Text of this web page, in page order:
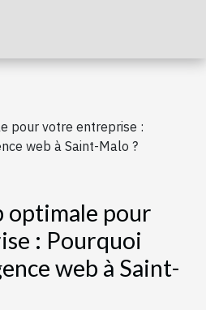
pour votre entreprise :
web à Saint-Malo ?
optimale pour
: Pourquoi
web à Saint-